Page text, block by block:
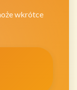
wkrótce